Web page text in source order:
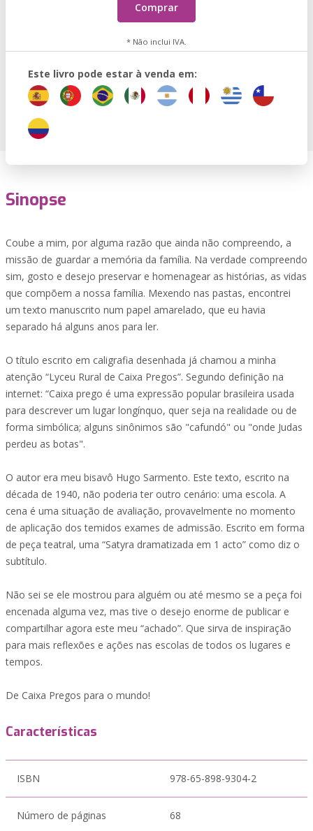
Comprar
* Não inclui IVA.
Este livro pode estar à venda em:
Sinopse
Coube a mim, por alguma razão que ainda não compreendo, a
missão de guardar a memória da família. Na verdade compreendo
sim, gosto e desejo preservar e homenagear as histórias, as vidas
que compõem a nossa família. Mexendo nas pastas, encontrei
um texto manuscrito num papel amarelado, que eu havia
separado há alguns anos para ler.
O título escrito em caligrafia desenhada já chamou a minha
atenção “Lyceu Rural de Caixa Pregos”. Segundo definição na
internet: “Caixa prego é uma expressão popular brasileira usada
para descrever um lugar longínquo, quer seja na realidade ou de
forma simbólica; alguns sinônimos são "cafundó" ou "onde Judas
perdeu as botas".
O autor era meu bisavô Hugo Sarmento. Este texto, escrito na
década de 1940, não poderia ter outro cenário: uma escola. A
cena é uma situação de avaliação, provavelmente no momento
de aplicação dos temidos exames de admissão. Escrito em forma
de peça teatral, uma “Satyra dramatizada em 1 acto” como diz o
subtítulo.
Não sei se ele mostrou para alguém ou até mesmo se a peça foi
encenada alguma vez, mas tive o desejo enorme de publicar e
compartilhar agora este meu “achado”. Que sirva de inspiração
para mais reflexões e ações nas escolas de todos os lugares e
tempos.
De Caixa Pregos para o mundo!
Características
ISBN 978-65-898-9304-2
Número de páginas 68